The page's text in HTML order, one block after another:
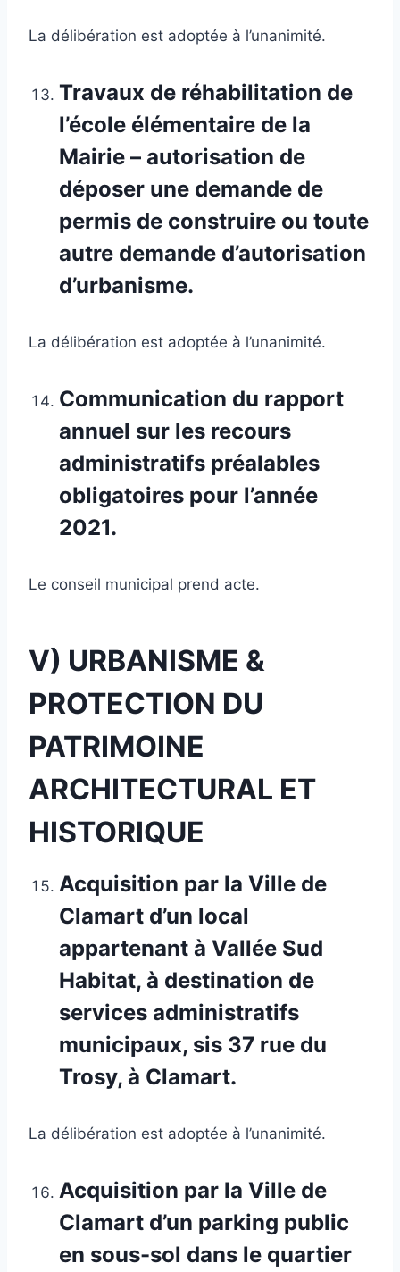
La délibération est adoptée à l’unanimité.
Travaux de réhabilitation de
l’école élémentaire de la
Mairie – autorisation de
déposer une demande de
permis de construire ou toute
autre demande d’autorisation
d’urbanisme.
La délibération est adoptée à l’unanimité.
Communication du rapport
annuel sur les recours
administratifs préalables
obligatoires pour l’année
2021.
Le conseil municipal prend acte.
V) URBANISME &
PROTECTION DU
PATRIMOINE
ARCHITECTURAL ET
HISTORIQUE
Acquisition par la Ville de
Clamart d’un local
appartenant à Vallée Sud
Habitat, à destination de
services administratifs
municipaux, sis 37 rue du
Trosy, à Clamart.
La délibération est adoptée à l’unanimité.
Acquisition par la Ville de
Clamart d’un parking public
en sous-sol dans le quartier